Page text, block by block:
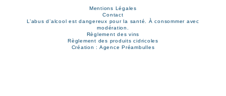
Mentions Légales
Contact
L’abus d’alcool est dangereux pour la santé. À consommer avec
modération.
Règlement des vins
Règlement des produits cidricoles
Création : Agence Préambulles